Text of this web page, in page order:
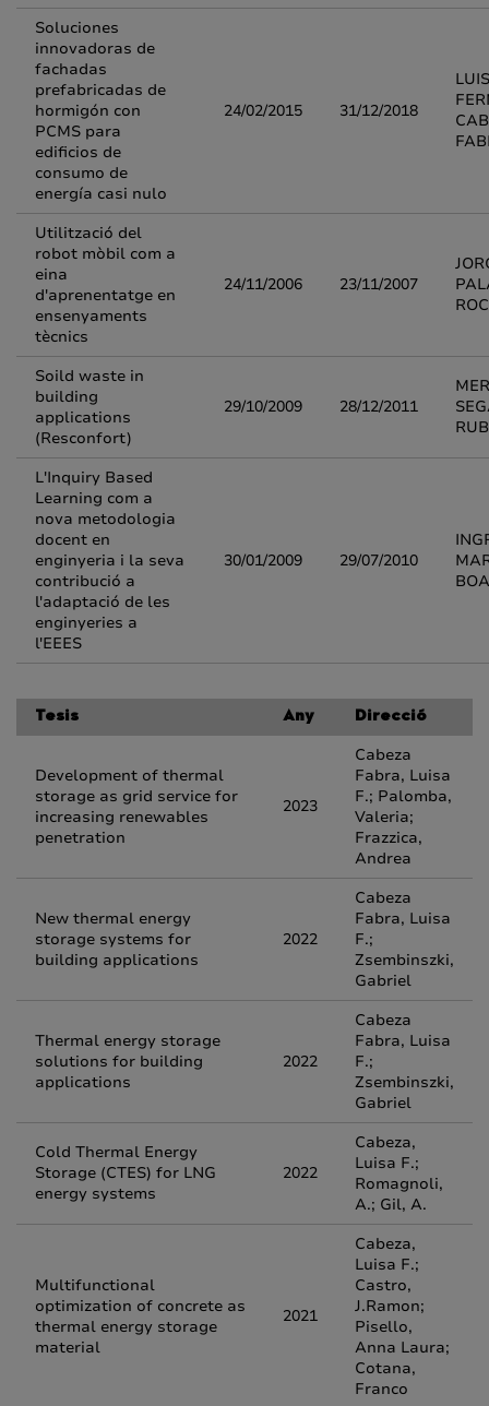
Soluciones
innovadoras de
fachadas
prefabricadas de
hormigón con
PCMS para
edificios de
consumo de
energía casi nulo
24/02/2015 31/12/2018
Utilització del
robot mòbil com a
eina
d'aprenentatge en
ensenyaments
tècnics
24/11/2006 23/11/2007
Soild waste in
building
applications
(Resconfort)
29/10/2009 28/12/2011
L'Inquiry Based
Learning com a
nova metodologia
docent en
enginyeria i la seva
contribució a
l'adaptació de les
enginyeries a
l'EEES
30/01/2009 29/07/2010
Tesis Any Direcció
Development of thermal
storage as grid service for
increasing renewables
penetration
2023
Cabeza
Fabra, Luisa
F.; Palomba,
Valeria;
Frazzica,
Andrea
New thermal energy
storage systems for
building applications
2022
Cabeza
Fabra, Luisa
F.;
Zsembinszki,
Gabriel
Thermal energy storage
solutions for building
applications
2022
Cabeza
Fabra, Luisa
F.;
Zsembinszki,
Gabriel
Cold Thermal Energy
Storage (CTES) for LNG
energy systems
2022
Cabeza,
Luisa F.;
Romagnoli,
A.; Gil, A.
Multifunctional
optimization of concrete as
thermal energy storage
material
2021
Cabeza,
Luisa F.;
Castro,
J.Ramon;
Pisello,
Anna Laura;
Cotana,
Franco